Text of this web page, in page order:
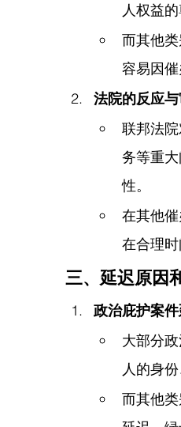
人权益
而其他
容易因催
法院的反应
联邦法
务等重
性。
在其他
在合理
三、延迟原因
政治庇护案
大部分
人的身
而其他